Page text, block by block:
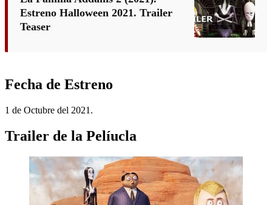
Estreno Halloween 2021. Trailer
Teaser
Fecha de Estreno
1 de Octubre del 2021.
Trailer de la Pelíucla